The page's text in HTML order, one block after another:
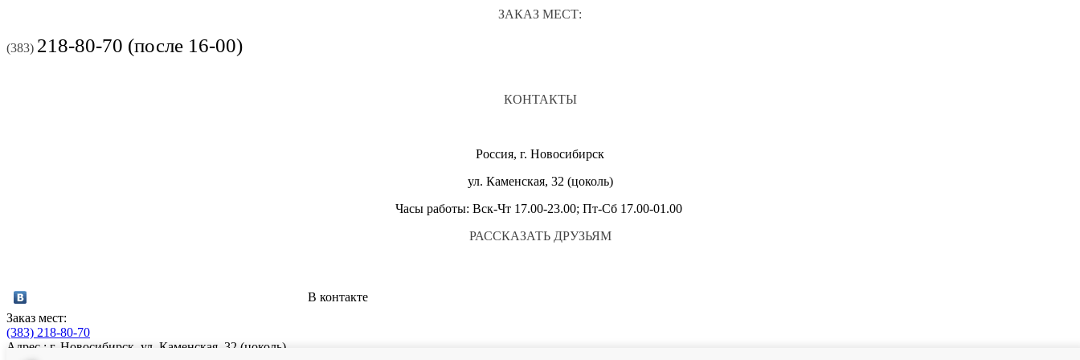
ЗАКАЗ МЕСТ:
(383) 218-80-70 (после 16-00)
КОНТАКТЫ
Россия, г. Новосибирск
ул. Каменская, 32 (цоколь)
Часы работы: Вск-Чт 17.00-23.00; Пт-Сб 17.00-01.00
РАССКАЗАТЬ ДРУЗЬЯМ
В контакте
Заказ мест:
(383) 218-80-70
Адрес : г. Новосибирск, ул. Каменская, 32 (цоколь)